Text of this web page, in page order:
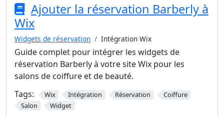
Ajouter la réservation Barberly à
Wix
Widgets de réservation Intégration Wix
Guide complet pour intégrer les widgets de
réservation Barberly à votre site Wix pour les
salons de coiffure et de beauté.
Tags:
Wix Intégration Réservation
Coiffure
Salon
Widget